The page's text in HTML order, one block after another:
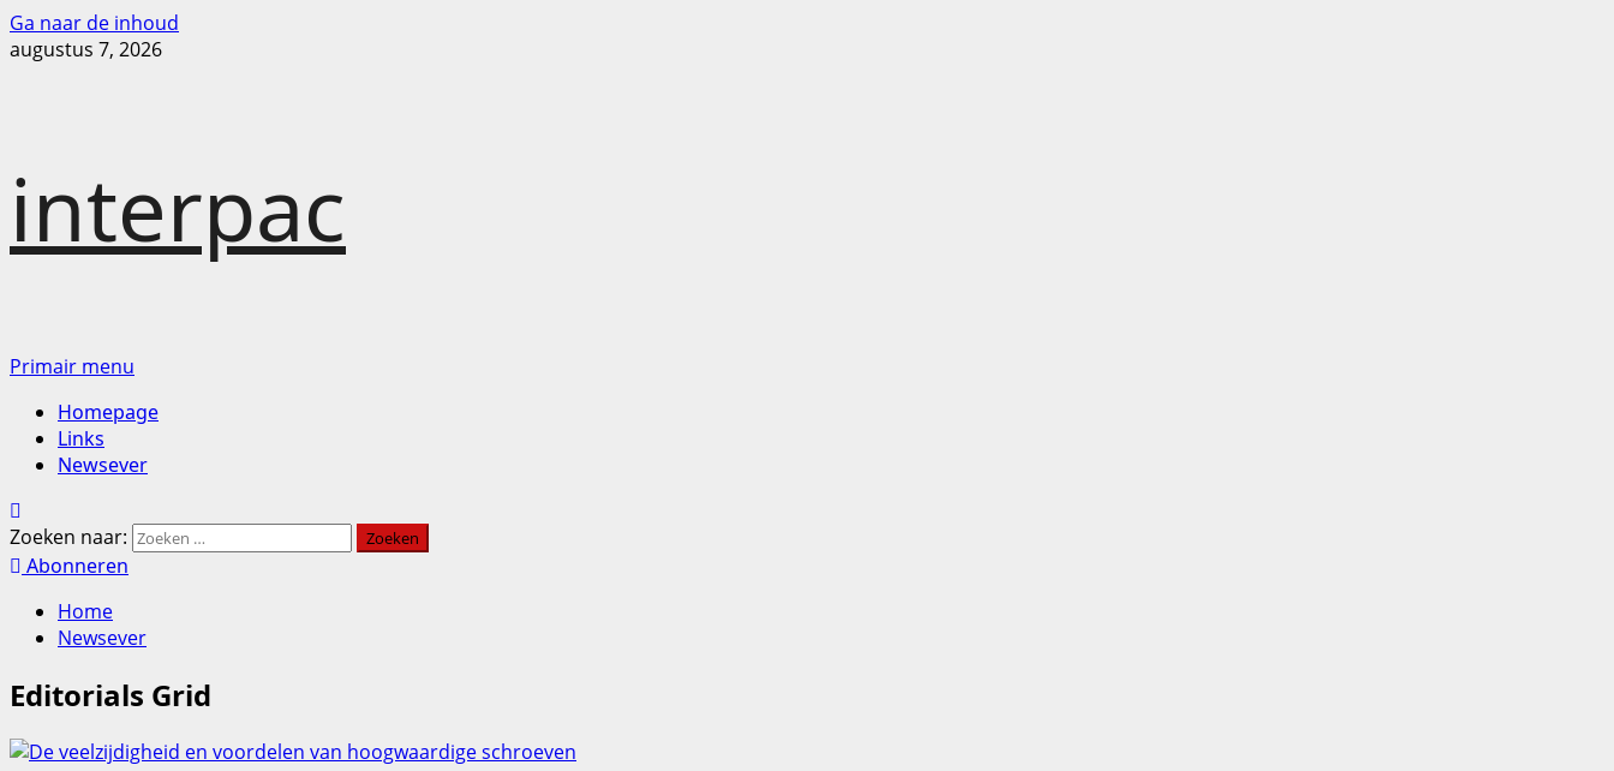
Ga naar de inhoud
augustus 7, 2026
interpac
Primair menu
Homepage
Links
Newsever
Zoeken naar:
Abonneren
Home
Newsever
Editorials Grid